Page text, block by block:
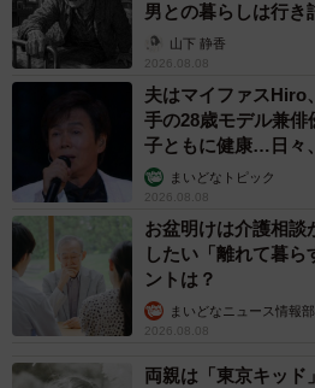
男との暮らしは行
から】山下 静香
2026.08.08
夫はマイファスHiro
手の28歳モデル兼
子ともに健康…日々
まいどなトピック
2026.08.08
お盆明けは介護相
したい「離れて暮ら
ントは？
まいどなニュース情報部
2026.08.08
両親は「東京キッ